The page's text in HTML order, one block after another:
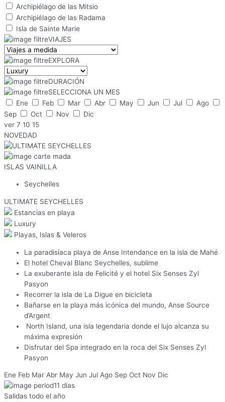
Archipiélago de las Mitsio
Archipiélago de las Radama
Isla de Sainte Marie
VIAJES
EXPLORA
DURACIÓN
SELECCIONA UN MES
Ene
Feb Mar Abr May Jun Jul
Ago
Sep
Oct Nov
Dic
ver 7 10 15
NOVEDAD
ISLAS VAINILLA
Seychelles
ULTIMATE SEYCHELLES
Estancias en playa
Luxury
Playas, Islas & Veleros
La paradisíaca playa de Anse Intendance en la isla de Mahé
El hotel Cheval Blanc Seychelles, sublime
La exuberante isla de Felicité y el hotel Six Senses Zyl
Pasyon
Recorrer la isla de La Digue en bicicleta
Bañarse en la playa más icónica del mundo, Anse Source
d’Argent
North Island, una isla legendaria donde el lujo alcanza su
máxima expresión
Disfrutar del Spa integrado en la roca del Six Senses Zyl
Pasyon
Ene Feb Mar Abr May Jun Jul Ago Sep Oct Nov Dic
11 dias
Salidas todo el año